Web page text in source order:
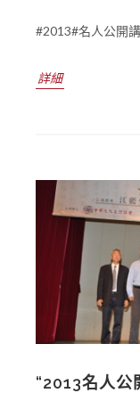
#2013#名人公開
詳細
“2013名人